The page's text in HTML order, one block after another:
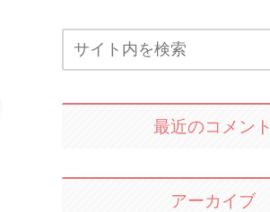
最近のコメント
アーカイブ